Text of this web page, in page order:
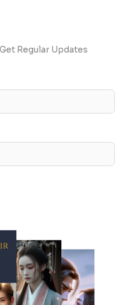
Regular Updates